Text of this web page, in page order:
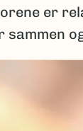
er